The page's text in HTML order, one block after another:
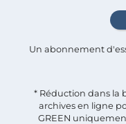
Un abonnement
* Réduction dans la
archives en ligne
GREEN